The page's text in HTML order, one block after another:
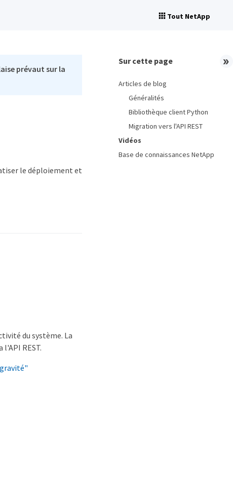
Tout NetApp
prévaut sur la
le déploiement et
du système. La
REST.
Sur cette page
Articles de blog
Généralités
Bibliothèque client Python
Migration vers l'API REST
Vidéos
Base de connaissances NetApp